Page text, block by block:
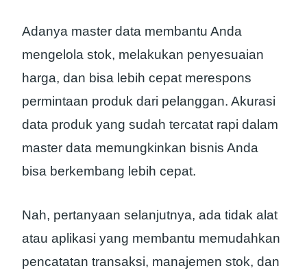
Adanya master data membantu Anda
mengelola stok, melakukan penyesuaian
harga, dan bisa lebih cepat merespons
permintaan produk dari pelanggan. Akurasi
data produk yang sudah tercatat rapi dalam
master data memungkinkan bisnis Anda
bisa berkembang lebih cepat.
Nah, pertanyaan selanjutnya, ada tidak alat
atau aplikasi yang membantu memudahkan
pencatatan transaksi, manajemen stok, dan